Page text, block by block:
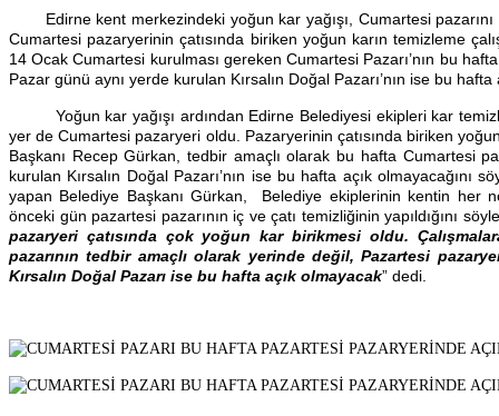
Edirne kent merkezindeki yoğun kar yağışı, Cumartesi
Cumartesi pazaryerinin çatısında biriken yoğun karın temizleme
14 Ocak Cumartesi kurulması gereken Cumartesi Pazarı’nın bu
Pazar günü aynı yerde kurulan Kırsalın Doğal Pazarı’nın ise bu hafta
Yoğun kar yağışı ardından Edirne Belediyesi ekipleri kar
yer de Cumartesi pazaryeri oldu. Pazaryerinin çatısında biriken
Başkanı Recep Gürkan, tedbir amaçlı olarak bu hafta Cumartesi
kurulan Kırsalın Doğal Pazarı’nın ise bu hafta açık olmayacağını
yapan Belediye Başkanı Gürkan, Belediye ekiplerinin kentin her
önceki gün pazartesi pazarının iç ve çatı temizliğinin yapıldığını
pazaryeri çatısında çok yoğun kar birikmesi oldu.
pazarının tedbir amaçlı olarak yerinde değil, Pazartesi
Kırsalın Doğal Pazarı ise bu hafta açık olmayacak” dedi.